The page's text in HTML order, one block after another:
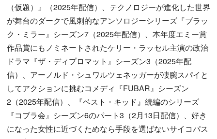
（仮題）』（2025年配信）、テクノロジーが進化した世界
が舞台のダークで風刺的なアンソロジーシリーズ『ブラッ
ク・ミラー』シーズン7（2025年配信）、本年度エミー賞
作品賞にもノミネートされたケリー・ラッセル主演の政治
ドラマ『ザ・ディプロマット』シーズン3（2025年配
信）、アーノルド・シュワルツェネッガーが凄腕スパイと
してアクションに挑むコメディ『FUBAR』シーズン
2（2025年配信）、『ベスト・キッド』続編のシリーズ
『コブラ会』シーズン6のパート3（2月13日配信）、好き
になった女性に近づくためなら手段を選ばないサイコパス